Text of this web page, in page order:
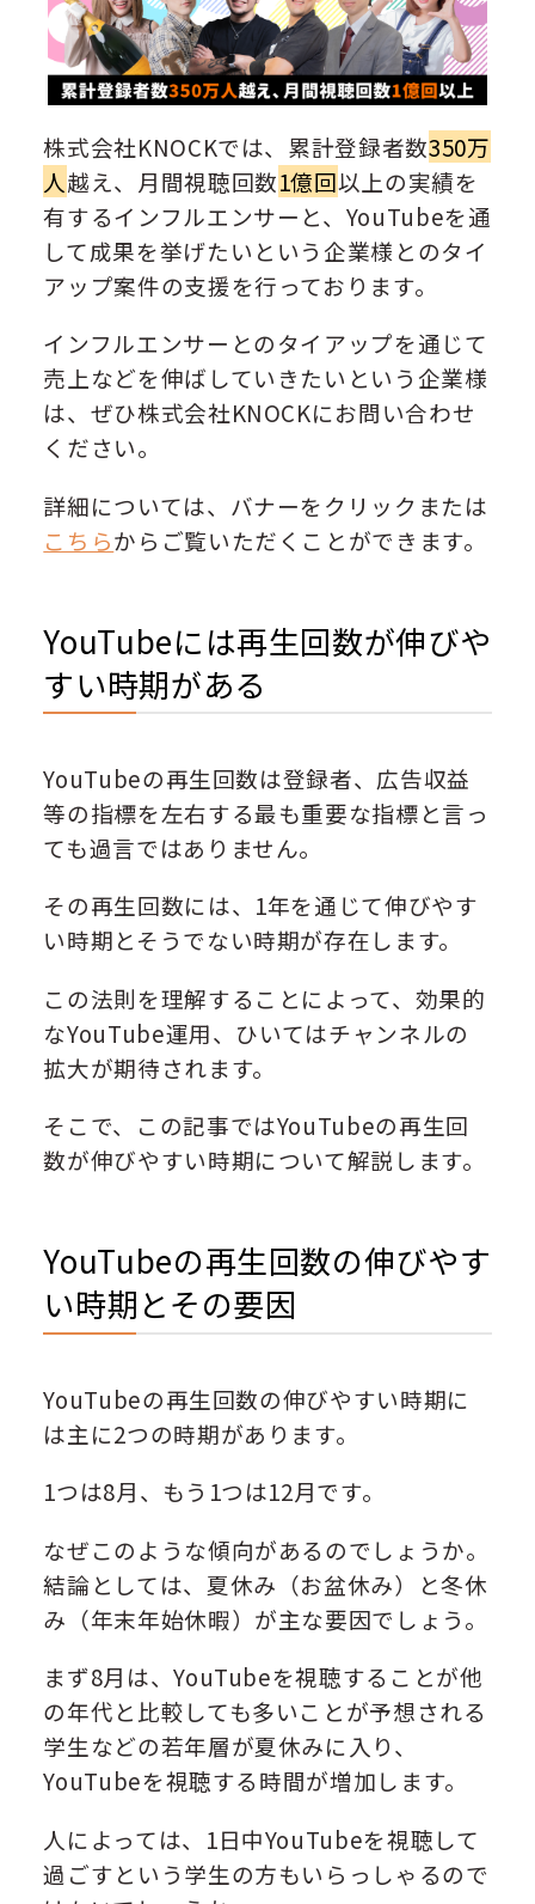
株式会社KNOCKでは、累計登録者数350万
人越え、月間視聴回数1億回以上の実績を
有するインフルエンサーと、YouTubeを通
して成果を挙げたいという企業様とのタイ
アップ案件の支援を行っております。
インフルエンサーとのタイアップを通じて
売上などを伸ばしていきたいという企業様
は、ぜひ株式会社KNOCKにお問い合わせ
ください。
詳細については、バナーをクリックまたは
こちらからご覧いただくことができます。
YouTubeには再生回数が伸びや
すい時期がある
YouTubeの再生回数は登録者、広告収益
等の指標を左右する最も重要な指標と言っ
ても過言ではありません。
その再生回数には、1年を通じて伸びやす
い時期とそうでない時期が存在します。
この法則を理解することによって、効果的
なYouTube運用、ひいてはチャンネルの
拡大が期待されます。
そこで、この記事ではYouTubeの再生回
数が伸びやすい時期について解説します。
YouTubeの再生回数の伸びやす
い時期とその要因
YouTubeの再生回数の伸びやすい時期に
は主に2つの時期があります。
1つは8月、もう1つは12月です。
なぜこのような傾向があるのでしょうか。
結論としては、夏休み（お盆休み）と冬休
み（年末年始休暇）が主な要因でしょう。
まず8月は、YouTubeを視聴することが他
の年代と比較しても多いことが予想される
学生などの若年層が夏休みに入り、
YouTubeを視聴する時間が増加します。
人によっては、1日中YouTubeを視聴して
過ごすという学生の方もいらっしゃるので